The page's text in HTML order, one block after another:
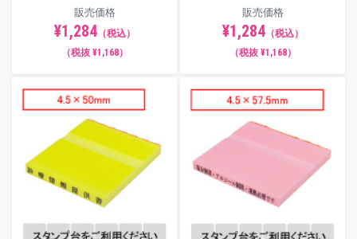
販売価格
¥1,284（税込）
（税抜 ¥1,168）
販売価格
¥1,284（税込）
（税抜 ¥1,168）